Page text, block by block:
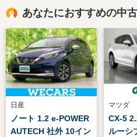
あなたにおすすめの中
日産
ノート 1.2 e-POWER
AUTECH 社外 10イン
マツダ
CX-5
ルーシ